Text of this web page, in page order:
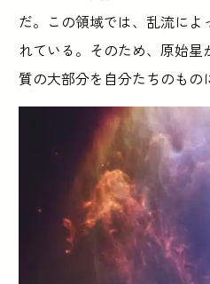
だ。この領域では、乱流に
れている。そのため、原始
質の大部分を自分たちのもの